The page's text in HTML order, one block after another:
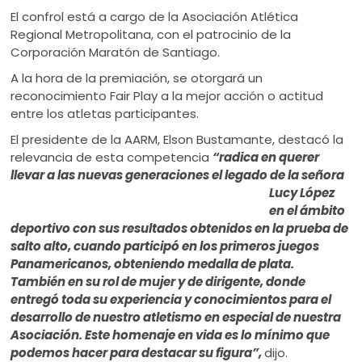
El confrol está a cargo de la Asociación Atlética
Regional Metropolitana, con el patrocinio de la
Corporación Maratón de Santiago.
A la hora de la premiación, se otorgará un
reconocimiento Fair Play a la mejor acción o actitud
entre los atletas participantes.
El presidente de la AARM, Elson Bustamante, destacó la
relevancia de esta competencia “radica en querer
llevar a las nuevas generaciones el legado de la señora
Lucy López
en el ámbito
deportivo con sus resultados obtenidos en la prueba de
salto alto, cuando participó en los primeros juegos
Panamericanos, obteniendo medalla de plata.
También en su rol de mujer y de dirigente, donde
entregó toda su experiencia y conocimientos para el
desarrollo de nuestro atletismo en especial de nuestra
Asociación. Este homenaje en vida es lo mínimo que
podemos hacer para destacar su figura”,dijo.